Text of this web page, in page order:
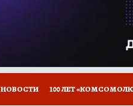
НОВОСТИ 100 ЛЕТ